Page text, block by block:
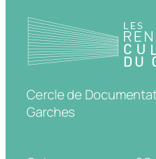
Cercle de
Garches